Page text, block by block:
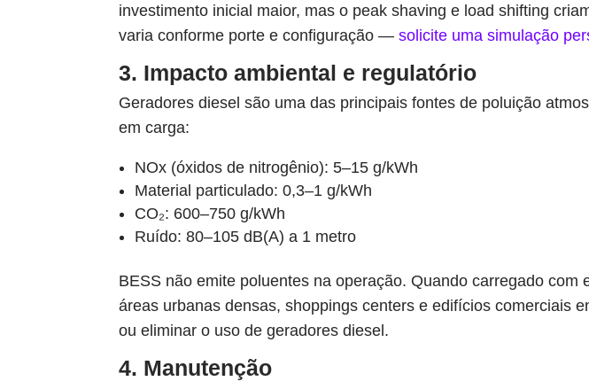
investimento inicial maior, mas o peak shaving e load shifting
varia conforme porte e configuração —solicite uma simulação
3. Impacto ambiental e regulatório
Geradores diesel são uma das principais fontes de poluição
em carga:
NOx (óxidos de nitrogênio): 5–15 g/kWh
Material particulado: 0,3–1 g/kWh
CO₂: 600–750 g/kWh
Ruído: 80–105 dB(A) a 1 metro
BESS não emite poluentes na operação. Quando carregado
áreas urbanas densas, shoppings centers e edifícios comerciais
ou eliminar o uso de geradores diesel.
4. Manutenção